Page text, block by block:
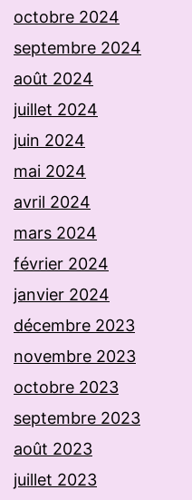
octobre 2024
septembre 2024
août 2024
juillet 2024
juin 2024
mai 2024
avril 2024
mars 2024
février 2024
janvier 2024
décembre 2023
novembre 2023
octobre 2023
septembre 2023
août 2023
juillet 2023